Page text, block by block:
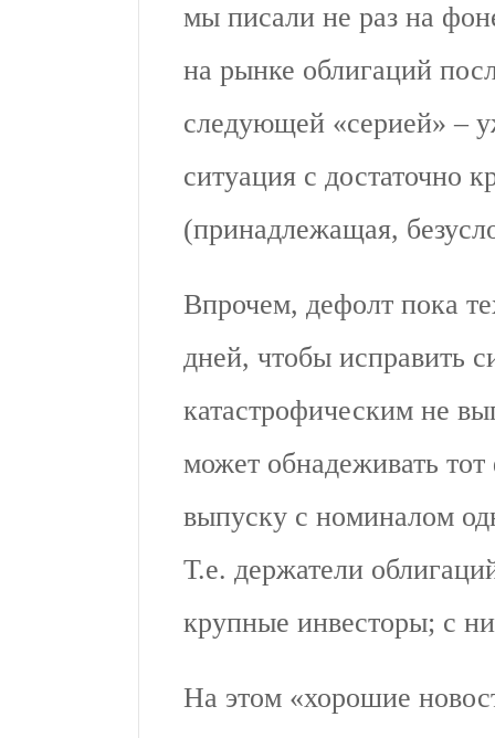
мы писали не раз на
на рынке облигаций
следующей «серией» –
ситуация с достаточно
(принадлежащая,
Впрочем, дефолт пока
дней, чтобы исправить
катастрофическим не
может обнадеживать
выпуску с номиналом
Т.е. держатели
крупные инвеcторы; с
На этом «хорошие